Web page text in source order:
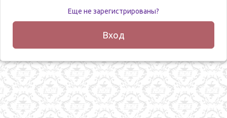
Еще не зарегистрированы?
Вход